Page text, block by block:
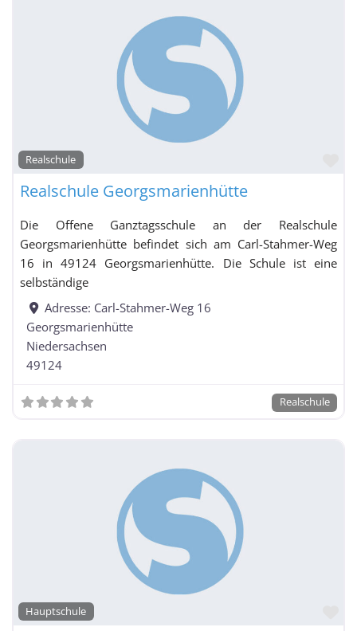
Realschule
Realschule Georgsmarienhütte
Die Offene Ganztagsschule an der Realschule
Georgsmarienhütte befindet sich am Carl-Stahmer-Weg
16 in 49124 Georgsmarienhütte. Die Schule ist eine
selbständige
Adresse: Carl-Stahmer-Weg 16
Georgsmarienhütte
Niedersachsen
49124
Realschule
Hauptschule